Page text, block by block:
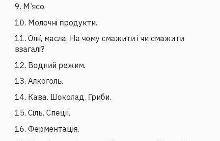
9. М'ясо.
10. Молочні продукти.
11. Олії, масла. На чому смажити і чи смажити
взагалі?
12. Водний режим.
13. Алкоголь.
14. Кава. Шоколад. Гриби.
15. Сіль. Спеції.
16. Ферментація.